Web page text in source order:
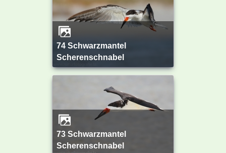
74 Schwarzmantel
Scherenschnabel
73 Schwarzmantel
Scherenschnabel